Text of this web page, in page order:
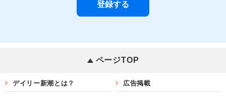
ページTOP
デイリー新潮とは？ 広告掲載